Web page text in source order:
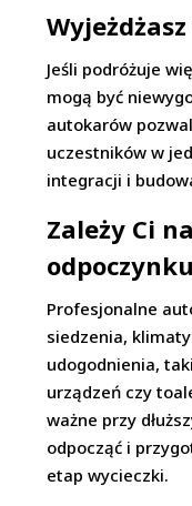
Jeśli podróżuje
mogą być
autokarów
uczestników w
integracji i
Zależy Ci
odpoczynku
Profesjonalne
siedzenia,
udogodnienia,
urządzeń czy
ważne przy
odpocząć i
etap wycieczki.